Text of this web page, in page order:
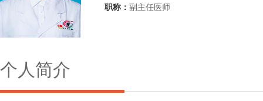
职称： 副主任医师
个人简介